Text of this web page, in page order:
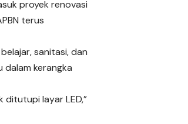
proyek renovasi
terus
sanitasi, dan
dalam kerangka
ditutupi layar LED,”